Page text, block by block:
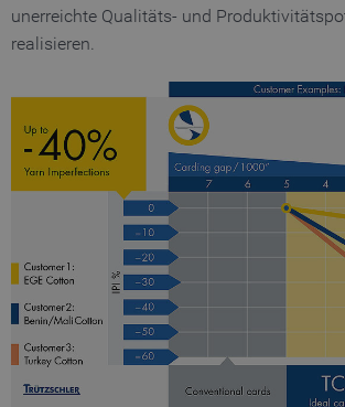
unerreichte Qualitäts- und
realisieren.